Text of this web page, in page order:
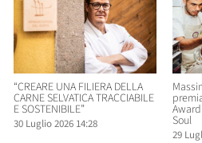
“CREARE UNA FILIERA DELLA
CARNE SELVATICA TRACCIABILE
E SOSTENIBILE”
30 Luglio 2026 14:28 Soul
29